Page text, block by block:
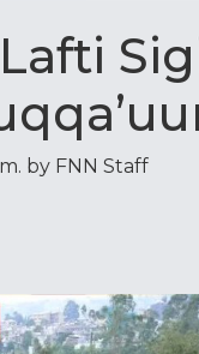
by FNN Staff